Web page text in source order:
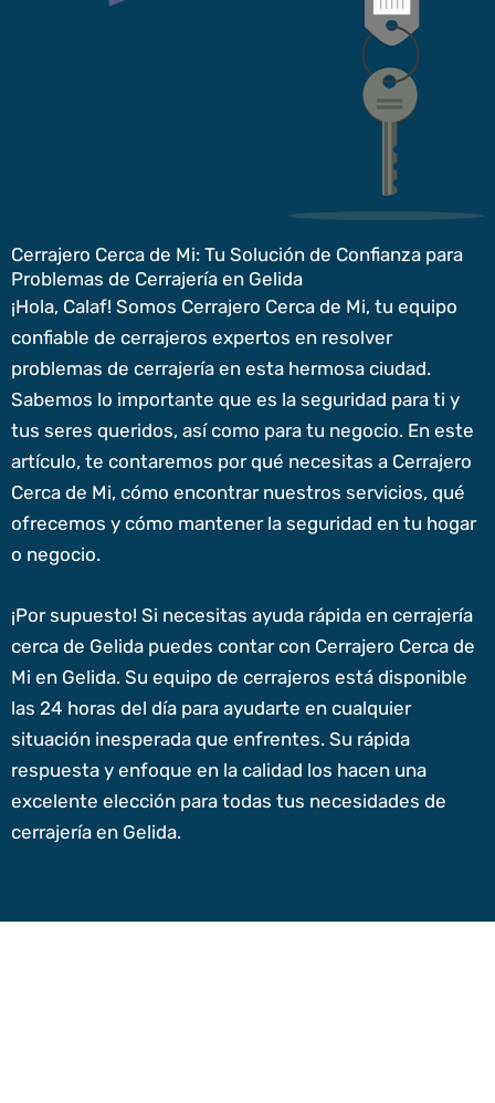
Cerrajero Cerca de Mi: Tu Solución de Confianza para
Problemas de Cerrajería en Gelida
¡Hola, Calaf! Somos Cerrajero Cerca de Mi, tu equipo
confiable de cerrajeros expertos en resolver
problemas de cerrajería en esta hermosa ciudad.
Sabemos lo importante que es la seguridad para ti y
tus seres queridos, así como para tu negocio. En este
artículo, te contaremos por qué necesitas a Cerrajero
Cerca de Mi, cómo encontrar nuestros servicios, qué
ofrecemos y cómo mantener la seguridad en tu hogar
o negocio.
¡Por supuesto! Si necesitas ayuda rápida en cerrajería
cerca de Gelida puedes contar con Cerrajero Cerca de
Mi en Gelida. Su equipo de cerrajeros está disponible
las 24 horas del día para ayudarte en cualquier
situación inesperada que enfrentes. Su rápida
respuesta y enfoque en la calidad los hacen una
excelente elección para todas tus necesidades de
cerrajería en Gelida.